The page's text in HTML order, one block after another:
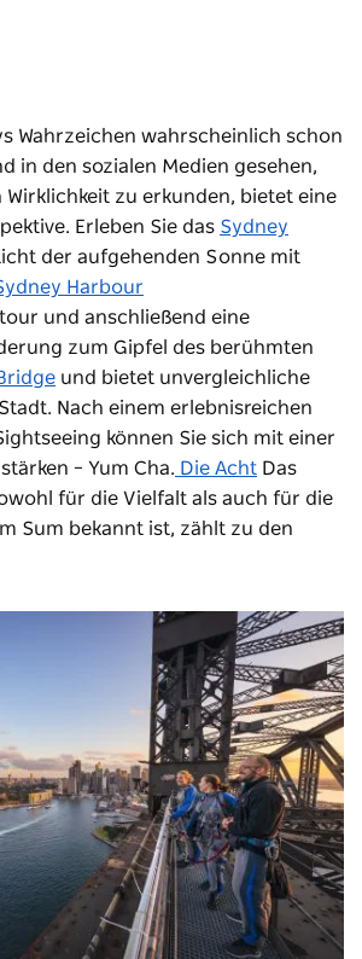
Wahrzeichen wahrscheinlich schon
in den sozialen Medien gesehen,
Wirklichkeit zu erkunden, bietet eine
Erleben Sie das Sydney
der aufgehenden Sonne mit
Harbour
und anschließend eine
zum Gipfel des berühmten
und bietet unvergleichliche
Nach einem erlebnisreichen
können Sie sich mit einer
– Yum Cha. Die Acht Das
für die Vielfalt als auch für die
Sum bekannt ist, zählt zu den